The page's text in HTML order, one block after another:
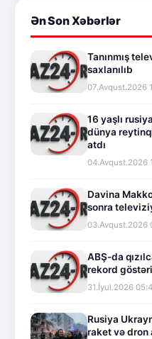
Ən Son Xəbərlər
Tanınmış
saxlanılıb
07.Avqust.2026
16 yaşlı
dünya
atdı
04.Avqust.2026
Davina
sonra
03.Avqust.2026
ABŞ-da
rekord
31.İyul.2026
Rusiya
raket və dron